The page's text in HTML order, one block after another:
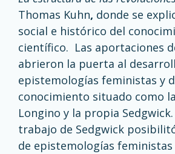
Thomas Kuhn, donde se
social e histórico del
científico. Las aportaciones
abrieron la puerta al
epistemologías feministas y
conocimiento situado como
Longino y la propia
trabajo de Sedgwick
de epistemologías